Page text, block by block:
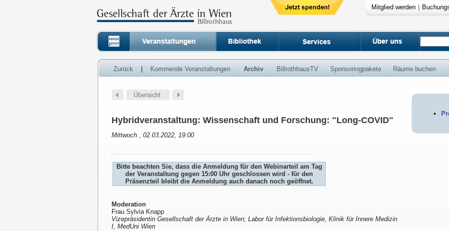
Mitglied werden
Zurück Kommende Veranstaltungen Archiv BillrothhausTV Sponsoringpakete Räume buchen
Hybridveranstaltung: Wissenschaft und Forschung: "Long-COVID"
Mittwoch , 02.03.2022, 19:00
Bitte beachten Sie, dass die Anmeldung für den Webinarteil am Tag
der Veranstaltung gegen 15:00 Uhr geschlossen wird - für den
Präsenzteil bleibt die Anmeldung auch danach noch geöffnet.
Moderation
Frau Sylvia Knapp
Vizepräsidentin Gesellschaft der Ärzte in Wien; Labor für Infektionsbiologie, Klinik für Innere Medizin
I, MedUni Wien